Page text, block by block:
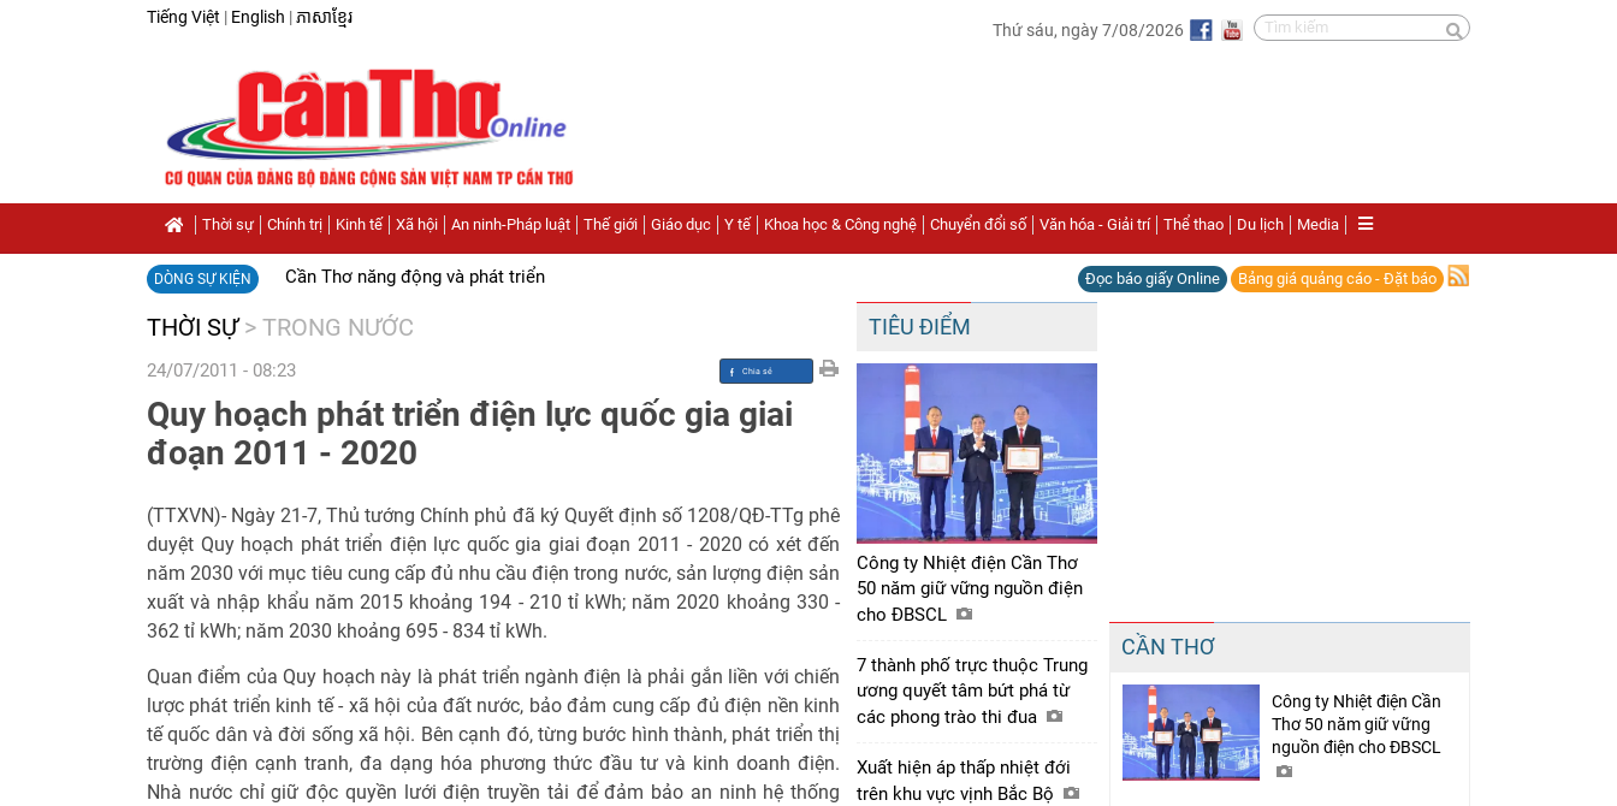
Tiếng Việt | English | ភាសាខ្មែរ
Thứ sáu, ngày 7/08/2026
Thời sự Chính trị Kinh tế Xã hội An ninh-Pháp luật Thế giới Giáo dục Y tế Khoa học & Công nghệ Chuyển đổi số Văn hóa - Giải trí Thể thao Du lịch Media
DÒNG SỰ KIỆN Cần Thơ năng động và phát triển Đọc báo giấy Online Bảng giá quảng cáo - Đặt báo
THỜI SỰ > TRONG NƯỚC
24/07/2011 - 08:23
Chia sẻ
Quy hoạch phát triển điện lực quốc gia giai
đoạn 2011 - 2020
(TTXVN)- Ngày 21-7, Thủ tướng Chính phủ đã ký Quyết định số 1208/QĐ-TTg phê
duyệt Quy hoạch phát triển điện lực quốc gia giai đoạn 2011 - 2020 có xét đến
năm 2030 với mục tiêu cung cấp đủ nhu cầu điện trong nước, sản lượng điện sản
xuất và nhập khẩu năm 2015 khoảng 194 - 210 tỉ kWh; năm 2020 khoảng 330 -
362 tỉ kWh; năm 2030 khoảng 695 - 834 tỉ kWh.
Quan điểm của Quy hoạch này là phát triển ngành điện là phải gắn liền với chiến
lược phát triển kinh tế - xã hội của đất nước, bảo đảm cung cấp đủ điện nền kinh
tế quốc dân và đời sống xã hội. Bên cạnh đó, từng bước hình thành, phát triển thị
trường điện cạnh tranh, đa dạng hóa phương thức đầu tư và kinh doanh điện.
Nhà nước chỉ giữ độc quyền lưới điện truyền tải để đảm bảo an ninh hệ thống
TIÊU ĐIỂM
Công ty Nhiệt điện Cần Thơ
50 năm giữ vững nguồn điện
cho ĐBSCL
7 thành phố trực thuộc Trung
ương quyết tâm bứt phá từ
các phong trào thi đua
Xuất hiện áp thấp nhiệt đới
trên khu vực vịnh Bắc Bộ
CẦN THƠ
Công ty Nhiệt điện Cần
Thơ 50 năm giữ vững
nguồn điện cho ĐBSCL